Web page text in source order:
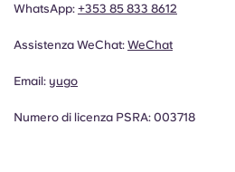
WhatsApp: +353 85 833 8612
Assistenza WeChat: WeChat
Email: yugo
Numero di licenza PSRA: 003718